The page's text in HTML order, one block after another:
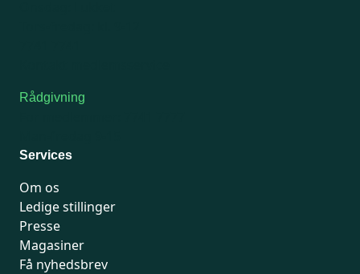
Rådgivning
Services
Om os
Ledige stillinger
Presse
Magasiner
Få nyhedsbrev